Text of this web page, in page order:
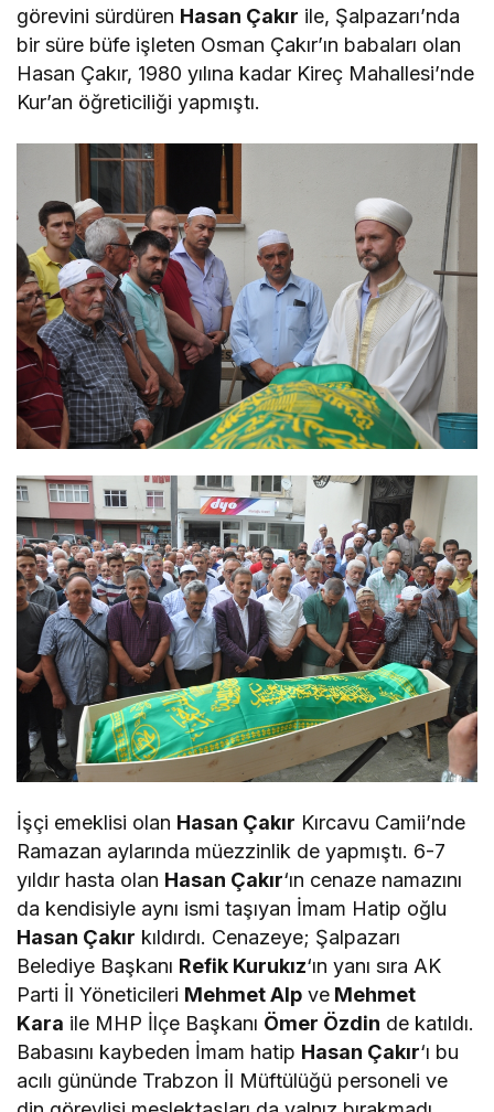
görevini sürdüren Hasan Çakır ile, Şalpazarı’nda
bir süre büfe işleten Osman Çakır’ın babaları olan
Hasan Çakır, 1980 yılına kadar Kireç Mahallesi’nde
Kur’an öğreticiliği yapmıştı.
İşçi emeklisi olan Hasan Çakır Kırcavu Camii’nde
Ramazan aylarında müezzinlik de yapmıştı. 6-7
yıldır hasta olan Hasan Çakır‘ın cenaze namazını
da kendisiyle aynı ismi taşıyan İmam Hatip oğlu
Hasan Çakır kıldırdı. Cenazeye; Şalpazarı
Belediye Başkanı Refik Kurukız‘ın yanı sıra AK
Parti İl Yöneticileri Mehmet Alp ve Mehmet
Kara ile MHP İlçe Başkanı Ömer Özdin de katıldı.
Babasını kaybeden İmam hatip Hasan Çakır‘ı bu
acılı gününde Trabzon İl Müftülüğü personeli ve